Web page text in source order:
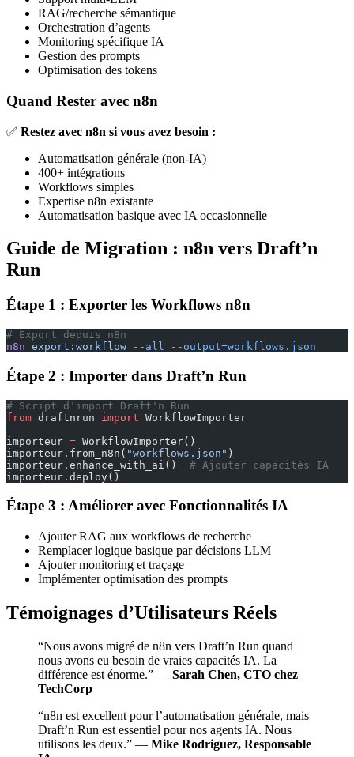
RAG/recherche sémantique
Orchestration d’agents
Monitoring spécifique IA
Gestion des prompts
Optimisation des tokens
Quand Rester avec n8n
✅ Restez avec n8n si vous avez besoin :
Automatisation générale (non-IA)
400+ intégrations
Workflows simples
Expertise n8n existante
Automatisation basique avec IA occasionnelle
Guide de Migration : n8n vers Draft’n
Run
Étape 1 : Exporter les Workflows n8n
# Export depuis n8n
n8n export:workflow --all --output=workflows.json
Étape 2 : Importer dans Draft’n Run
# Script d'import Draft'n Run
from draftnrun import WorkflowImporter
importeur = WorkflowImporter()
importeur.from_n8n( "workflows.json" )
importeur.enhance_with_ai() # Ajouter capacités IA
importeur.deploy()
Étape 3 : Améliorer avec Fonctionnalités IA
Ajouter RAG aux workflows de recherche
Remplacer logique basique par décisions LLM
Ajouter monitoring et traçage
Implémenter optimisation des prompts
Témoignages d’Utilisateurs Réels
“Nous avons migré de n8n vers Draft’n Run quand
nous avons eu besoin de vraies capacités IA. La
différence est énorme.” — Sarah Chen, CTO chez
TechCorp
“n8n est excellent pour l’automatisation générale, mais
Draft’n Run est essentiel pour nos agents IA. Nous
utilisons les deux.” — Mike Rodriguez, Responsable